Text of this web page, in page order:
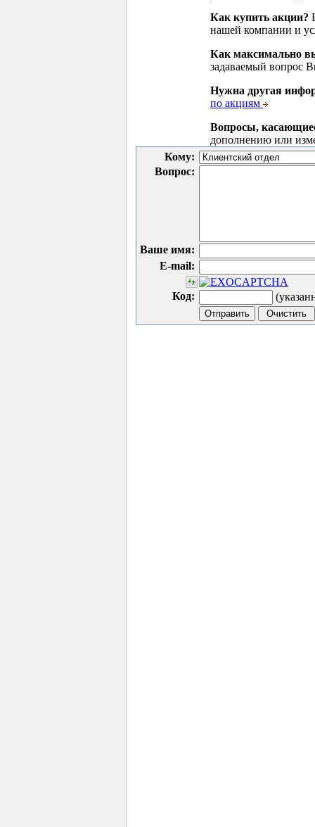
Как купить акции?
нашей компании и
Как максимально
задаваемый вопрос
Нужна другая
по акциям
Вопросы,
дополнению или
Кому:
Вопрос:
Ваше имя:
E-mail:
Код: